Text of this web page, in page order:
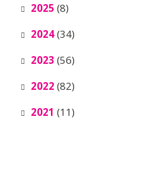
2025 (8)
2024(34)
2023 (56)
2022 (82)
2021 (11)